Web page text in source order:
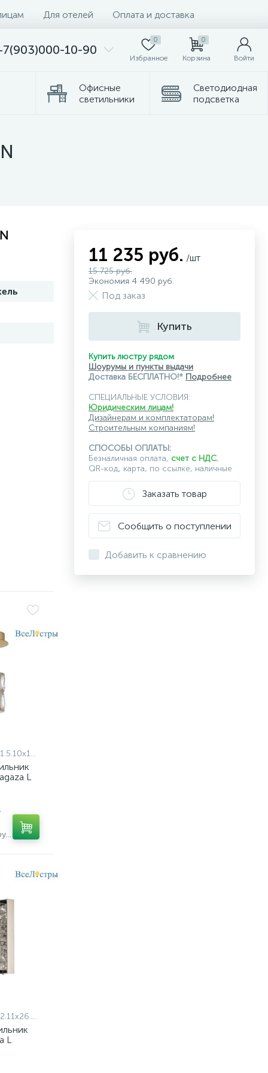
Для отелей Оплата и доставка
10-90
0
Избранное
0
Корзина Войти
Офисные
светильники
Светодиодная
подсветка
G
L
Экономия 10 375 руб.
N
L
11 235 руб. /шт
15 725 руб.
Экономия 4 490 руб.
Под заказ
Купить
Купить люстру рядом
Шоурумы и пункты выдачи
Доставка БЕСПЛАТНО!* Подробнее
СПЕЦИАЛЬНЫЕ УСЛОВИЯ:
Юридическим лицам!
Дизайнерам и комплектаторам!
Строительным компаниям!
СПОСОБЫ ОПЛАТЫ:
Безналичная оплата, счет с НДС,
QR-код, карта, по ссылке, наличные
Заказать товар
Сообщить о поступлении
Добавить к сравнению